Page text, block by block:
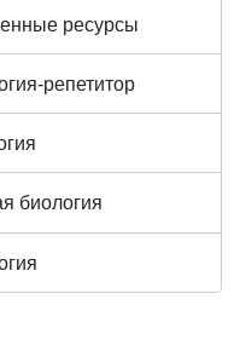
ресурсы
репетитор
биология